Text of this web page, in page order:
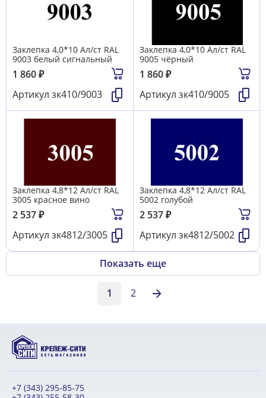
Заклепка 4,0*10 Ал/ст RAL
9003 белый сигнальный
1 860₽
Артикул зк410/9003
Заклепка 4,0*10 Ал/ст RAL
9005 чёрный
1 860₽
Артикул зк410/9005
Заклепка 4,8*12 Ал/ст RAL
3005 красное вино
2 537₽
Артикул зк4812/3005
Заклепка 4,8*12 Ал/ст RAL
5002 голубой
2 537₽
Артикул зк4812/5002
Показать еще
1 2
+7 (343) 295-85-75